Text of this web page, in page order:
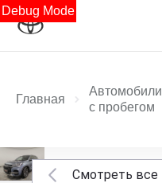
Debug Mode
Главная
Автомобили
с пробегом
Смотреть все